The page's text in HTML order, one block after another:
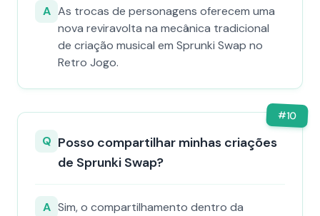
A As trocas de personagens oferecem uma
nova reviravolta na mecânica tradicional
de criação musical em Sprunki Swap no
Retro Jogo.
#10
Q Posso compartilhar minhas criações
de Sprunki Swap?
A Sim, o compartilhamento dentro da